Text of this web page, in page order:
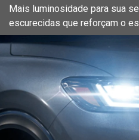
Mais luminosidade para sua
escurecidas que reforçam o